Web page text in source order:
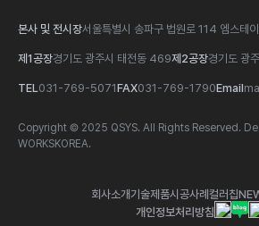
본사 및 전시장서울특별시 송파구 법원로 114 엠스테
제1공장경기도 광주시 태전동 469제2공장경기도 광
TEL031-769-5071FAX031-769-1790Email
Copyright © 2025 QSYS. All Rights Reserved.
WORKSKOREA.
회사소개기술제품시공사례 컬러칩
개인정보처리방침